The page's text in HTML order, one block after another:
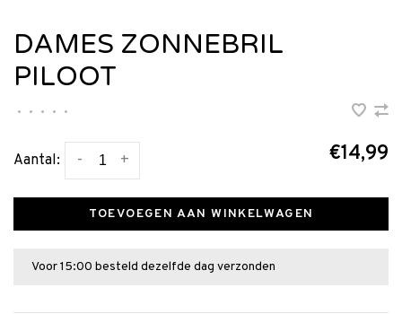
DAMES ZONNEBRIL
PILOOT
• • • • •
Aantal: +
- €14,99
TOEVOEGEN AAN WINKELWAGEN
Voor 15:00 besteld dezelfde dag verzonden